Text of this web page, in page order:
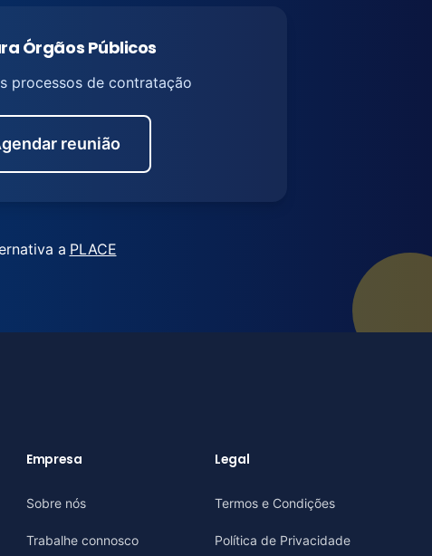
Órgãos Públicos
processos de contratação
reunião
a PLACE
Empresa
Sobre nós
Trabalhe connosco
Legal
Termos e Condições
Política de Privacidade